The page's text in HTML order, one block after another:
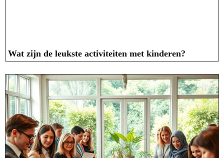
Wat zijn de leukste activiteiten met kinderen?